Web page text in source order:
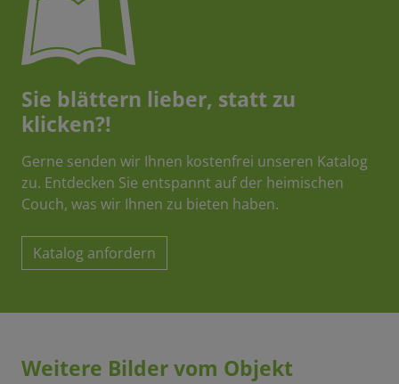
Sie blättern lieber, statt zu
klicken?!
Gerne senden wir Ihnen kostenfrei unseren Katalog
zu. Entdecken Sie entspannt auf der heimischen
Couch, was wir Ihnen zu bieten haben.
Katalog anfordern
Weitere Bilder vom Objekt